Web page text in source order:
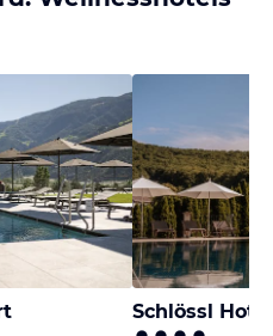
Schlössl